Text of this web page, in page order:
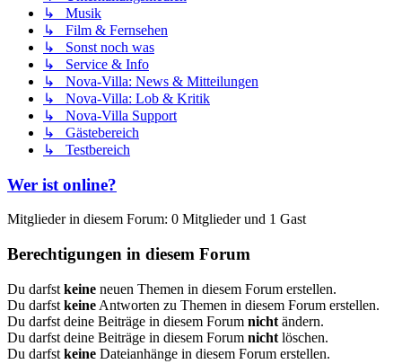
↳ Musik
↳ Film & Fernsehen
↳ Sonst noch was
↳ Service & Info
↳ Nova-Villa: News & Mitteilungen
↳ Nova-Villa: Lob & Kritik
↳ Nova-Villa Support
↳ Gästebereich
↳ Testbereich
Wer ist online?
Mitglieder in diesem Forum: 0 Mitglieder und 1 Gast
Berechtigungen in diesem Forum
Du darfst keine neuen Themen in diesem Forum erstellen.
Du darfst keine Antworten zu Themen in diesem Forum erstellen.
Du darfst deine Beiträge in diesem Forum nicht ändern.
Du darfst deine Beiträge in diesem Forum nicht löschen.
Du darfst keine Dateianhänge in diesem Forum erstellen.